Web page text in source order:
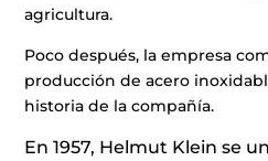
agricultura.
Poco después, la empresa
producción de acero
historia de la compañía.
En 1957, Helmut Klein se